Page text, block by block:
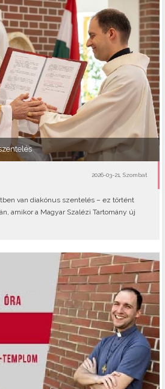
2026-03-21, Szombat
van diakónus szentelés – ez történt
amikor a Magyar Szalézi Tartomány új